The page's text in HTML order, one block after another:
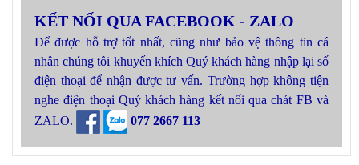
KẾT NỐI QUA FACEBOOK - ZALO
Để được hỗ trợ tốt nhất, cũng như bảo vệ thông tin cá
nhân chúng tôi khuyến khích Quý khách hàng nhập lại số
điện thoại để nhận được tư vấn. Trường hợp không tiện
nghe điện thoại Quý khách hàng kết nối qua chát FB và
ZALO.
077 2667 113